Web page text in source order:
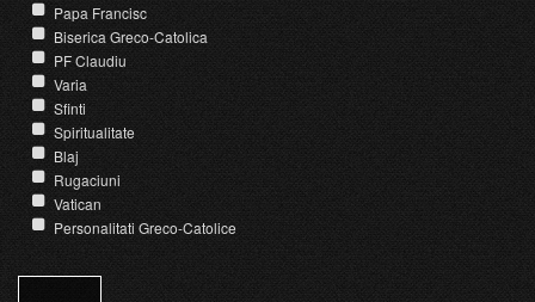
Papa Francisc
Biserica Greco-Catolica
PF Claudiu
Varia
Sfinti
Spiritualitate
Blaj
Rugaciuni
Vatican
Personalitati Greco-Catolice